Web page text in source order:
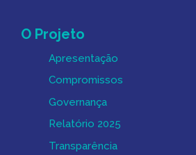
Mapa do Site
O Projeto
Apresentação
Compromissos
Governança
Relatório 2025
Transparência